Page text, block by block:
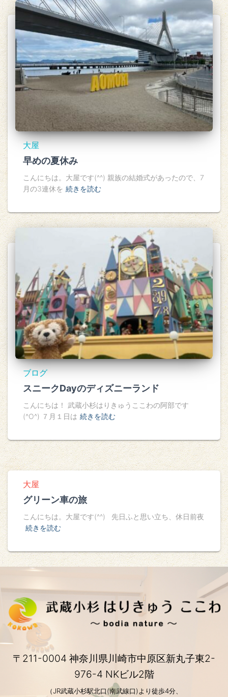
大屋
早めの夏休み
こんにちは。大屋です(^^) 親族の結婚式があったので、7
月の3連休を 続きを読む
ブログ
スニークDayのディズニーランド
こんにちは！ 武蔵小杉はりきゅうここわの阿部です
(^O^) ７月１日は 続きを読む
大屋
グリーン車の旅
こんにちは。大屋です(^^) 先日ふと思い立ち、休日前夜
続きを読む
〒211-0004 神奈川県川崎市中原区新丸子東2-
976-4 NKビル2階
（JR武蔵小杉駅北口(南武線口)より徒歩4分、